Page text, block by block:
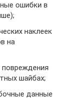
ошибки в
наклеек
на
повреждения
шайбах;
данные